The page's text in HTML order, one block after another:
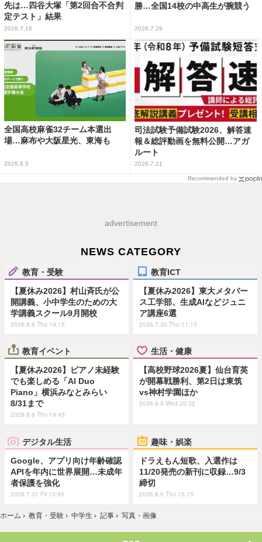
先は…四谷大塚「第2回合不合判
定テスト」結果
2026.7.16
勝…全国14校の中高生が腕競う
2026.7.29
全国高校麻雀32チーム本選出
場…麻布や大阪星光、東海も
2026.8.5
司法試験予備試験2026、解答速
報＆総評動画を無料公開…アガ
ルート
2026.7.21
Recommended by
advertisement
NEWS CATEGORY
教育・受験
【夏休み2026】村山斉氏が公
開講義、小中学生のための大
学講義スクール9月開校
2026.8.6 Thu 19:15
教育ICT
【夏休み2026】東大メタバー
ス工学部、生成AIなどジュニ
ア講座6選
2026.7.30 Thu 11:15
教育イベント
【夏休み2026】ピアノ未経験
でも楽しめる「AI Duo
Piano」横浜みなとみらい
8/31まで
2026.8.6 Thu 19:45
生活・健康
【高校野球2026夏】仙台育英
が開幕戦勝利、第2日は東筑
vs神村学園ほか
2026.8.5 Wed 20:32
デジタル生活
Google、アプリ向け年齢確認
APIを年内に世界展開…未成年
者保護を強化
2026.7.31 Fri 13:45
趣味・娯楽
ドラえもん短歌、入選作は
11/20発売の新刊に収録…9/3
締切
2026.8.6 Thu 15:15
ホーム › 教育・受験 › 中学生 › 記事 › 写真・画像